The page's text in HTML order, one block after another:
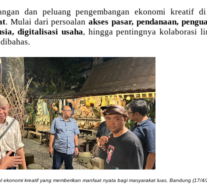
dan peluang pengembangan ekonomi kreatif di
. Mulai dari persoalanakses pasar, pendanaan,
digitalisasi usaha, hingga pentingnya kolaborasi
ekonomi kreatifyang memberikan manfaat nyata bagi masyarakat luas, Bandung (17/4/